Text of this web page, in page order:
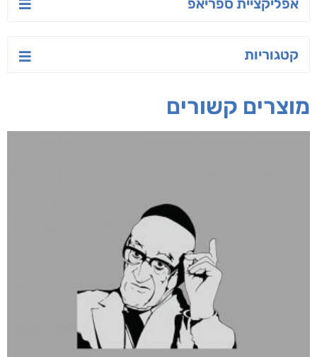
אפליקציית ספריאפ
קטגוריות
מוצרים קשורים